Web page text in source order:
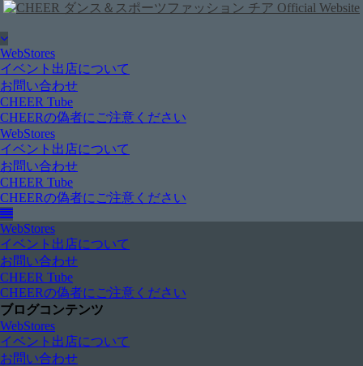
WebStores
イベント出店について
お問い合わせ
CHEER Tube
CHEERの偽者にご注意ください
WebStores
イベント出店について
お問い合わせ
CHEER Tube
CHEERの偽者にご注意ください
WebStores
イベント出店について
お問い合わせ
CHEER Tube
CHEERの偽者にご注意ください
ブログコンテンツ
WebStores
イベント出店について
お問い合わせ